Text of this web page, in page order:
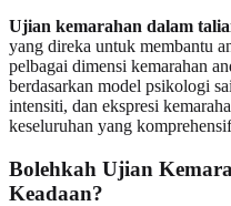
Ujian kemarahan dalam
yang direka untuk membantu
pelbagai dimensi kemarahan
berdasarkan model psikologi
intensiti, dan ekspresi
keseluruhan yang
Bolehkah Ujian
Keadaan?